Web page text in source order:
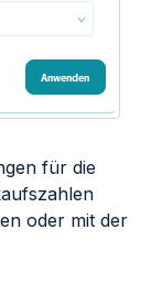
für die
oder mit der